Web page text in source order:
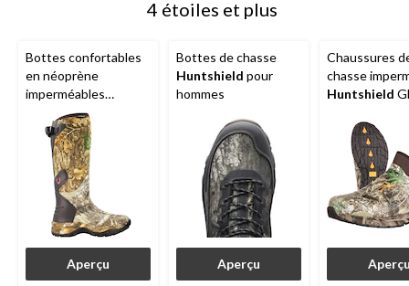
4 étoiles et plus
Bottes confortables
en néoprène
imperméables
Huntshield
femmes, camouflage
Realtree Edge
Aperçu
Bottes de chasse
Huntshield pour
hommes
Aperçu
Chaussures
chasse
Huntshield
pour -10 °C,
camouflage
Edge